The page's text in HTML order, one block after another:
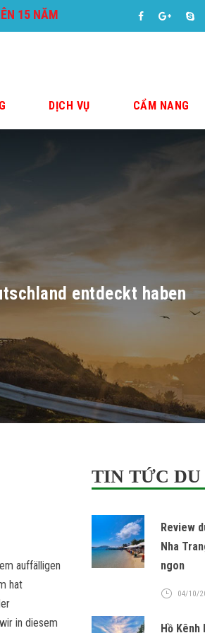
15 NĂM
DỊCH VỤ CẨM NANG
entdeckt haben
auffälligen
hat
in diesem
TIN TỨC
Review
Nha
ngon
04/10/
Hồ Kênh